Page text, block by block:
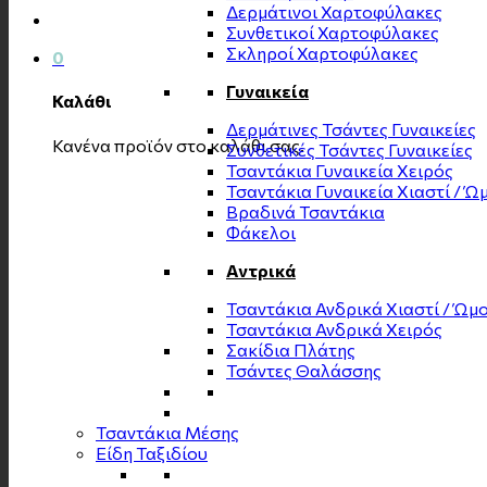
0
Καλάθι
Κανένα προϊόν στο καλάθι σας.
Δερμάτινοι Χαρτοφύλακες
Συνθετικοί Χαρτοφύλακες
Σκληροί Χαρτοφύλακες
Γυναικεία
Δερμάτινες Τσάντες Γυναικείες
Συνθετικές Τσάντες Γυναικείες
Τσαντάκια Γυναικεία Χειρός
Τσαντάκια Γυναικεία Χιαστί /
Βραδινά Τσαντάκια
Φάκελοι
Αντρικά
Τσαντάκια Ανδρικά Χιαστί /
Τσαντάκια Ανδρικά Χειρός
Σακίδια Πλάτης
Τσάντες Θαλάσσης
Τσαντάκια Μέσης
Είδη Ταξιδίου